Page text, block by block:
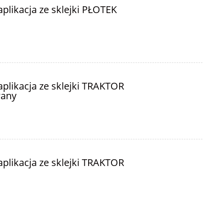
ze sklejki PŁOTEK
ze sklejki TRAKTOR
ze sklejki TRAKTOR